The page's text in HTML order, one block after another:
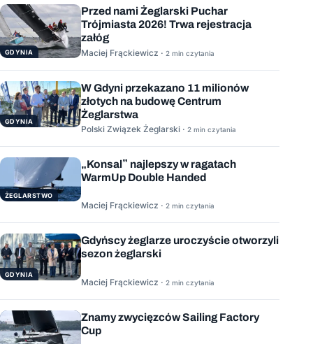
GDYNIA
Przed nami Żeglarski Puchar
Trójmiasta 2026! Trwa rejestracja
załóg
Maciej Frąckiewicz · 2 min czytania
GDYNIA
W Gdyni przekazano 11 milionów
złotych na budowę Centrum
Żeglarstwa
Polski Związek Żeglarski · 2 min czytania
ŻEGLARSTWO
„Konsal” najlepszy w ragatach
WarmUp Double Handed
Maciej Frąckiewicz · 2 min czytania
GDYNIA
Gdyńscy żeglarze uroczyście otworzyli
sezon żeglarski
Maciej Frąckiewicz · 2 min czytania
Znamy zwycięzców Sailing Factory
Cup